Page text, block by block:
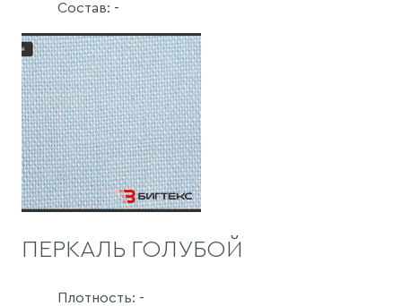
Состав: -
ПЕРКАЛЬ ГОЛУБОЙ
Плотность: -